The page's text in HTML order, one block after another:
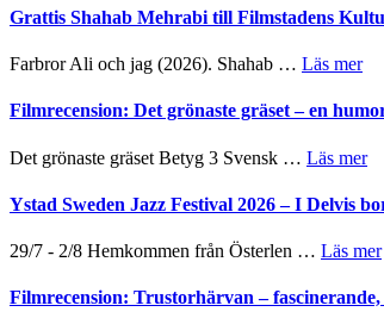
Out
19
titlar
årets
Grattis Shahab Mehrabi till Filmstadens
Farbror Ali och jag (2026). Shahab … Läs merom
Filmrecension: Det grönaste gräset – en
Det grönaste gräset Betyg 3 Svensk … Läs merom
–
Ystad Sweden Jazz Festival 2026 – I Delvis
29/7 - 2/8 Hemkommen från Österlen … Läs mer
Filmrecension: Trustorhärvan –